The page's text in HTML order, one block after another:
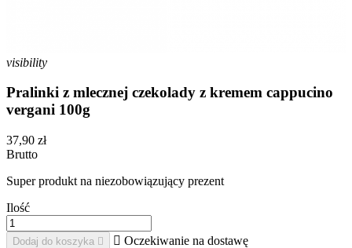
visibility
Pralinki z mlecznej czekolady z kremem cappucino
vergani 100g
37,90 zł
Brutto
Super produkt na niezobowiązujący prezent
Ilość
Dodaj do koszyka   Oczekiwanie na dostawę